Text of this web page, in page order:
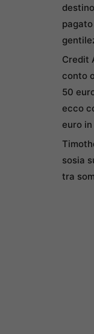
Credit
conto
50
ecco
euro
sosia
tra